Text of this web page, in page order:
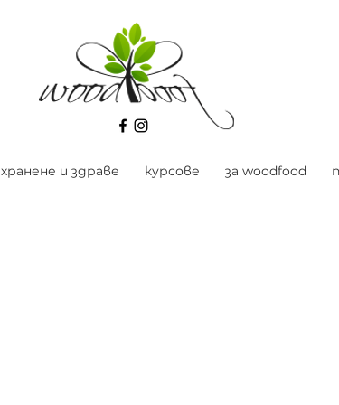
хранене и здраве курсове за woodfood